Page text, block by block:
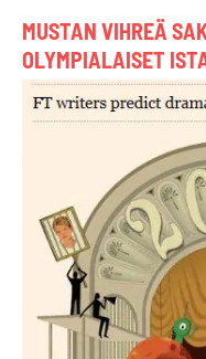
MUSTAN VIHREÄ
OLYMPIALAISET